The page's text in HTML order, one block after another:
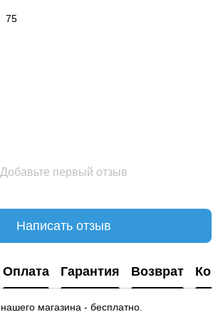
75
Добавьте первый отзыв
Написать отзыв
Оплата Гарантия Возврат
магазина - бесплатно.